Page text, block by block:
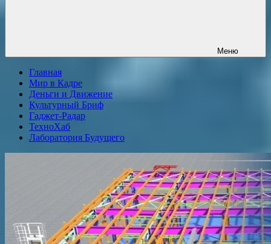
Меню
Главная
Мир в Кадре
Деньги и Движение
Культурный Бриф
Гаджет-Радар
ТехноХаб
Лаборатория Будущего